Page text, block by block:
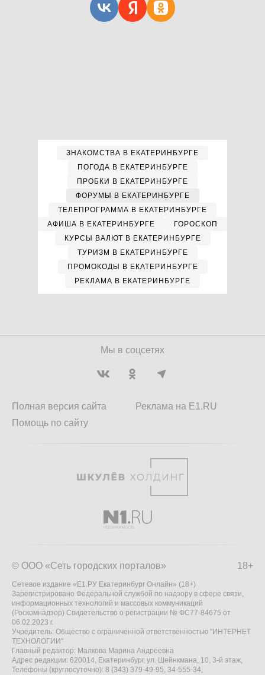
ЗНАКОМСТВА В ЕКАТЕРИНБУРГЕ
ПОГОДА В ЕКАТЕРИНБУРГЕ
ПРОБКИ В ЕКАТЕРИНБУРГЕ
ФОРУМЫ В ЕКАТЕРИНБУРГЕ
ТЕЛЕПРОГРАММА В ЕКАТЕРИНБУРГЕ
АФИША В ЕКАТЕРИНБУРГЕ
ГОРОСКОП
КУРСЫ ВАЛЮТ В ЕКАТЕРИНБУРГЕ
ТУРИЗМ В ЕКАТЕРИНБУРГЕ
ПРОМОКОДЫ В ЕКАТЕРИНБУРГЕ
РЕКЛАМА В ЕКАТЕРИНБУРГЕ
Мы в соцсетях
Полная версия сайта
Помощь по сайту
Реклама на E1.RU
18+
© ООО «Сеть городских порталов»
Сетевое издание «Е1.РУ Екатеринбург Онлайн» (18+)
Зарегистрировано Федеральной службой по надзору в сфере связи,
информационных технологий и массовых коммуникаций
(Роскомнадзор) Свидетельство о регистрации № ФС77-84675 от
06.02.2023 г.
Учредитель: Общество с ограниченной ответственностью "ИНТЕРНЕТ
ТЕХНОЛОГИИ"
Главный редактор: Малкова Марина Андреевна
Адрес редакции: 620014, Екатеринбург, ул. Шейнкмана, 10, 3-й этаж,
Телефоны (круглосуточно): 8 (343) 379-49-95, 34-555-34,